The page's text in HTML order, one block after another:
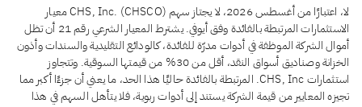
لا، اعتبارًا من أغسطس 2026، لا يجتاز سهم CHS, Inc. (CHSCO) معيار
الاستثمارات المرتبطة بالفائدة وفق أيوفي. يشترط المعيار الشرعي رقم 21 أن تظل
أموال الشركة الموظفة في أدوات مدرّة للفائدة، كالودائع التقليدية والسندات وأذون
الخزانة وصناديق أسواق النقد، أقل من 30% من قيمتها السوقية. وتتجاوز
استثمارات CHS, Inc. المرتبطة بالفائدة حاليًا هذا الحد، ما يعني أن جزءًا أكبر مما
تجيزه المعايير من قيمة الشركة يستند إلى أدوات ربوية، فلا يتأهل السهم في هذا